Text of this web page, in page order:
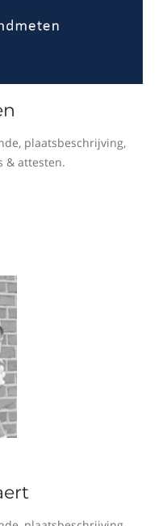
plaatsbeschrijving,
& attesten.